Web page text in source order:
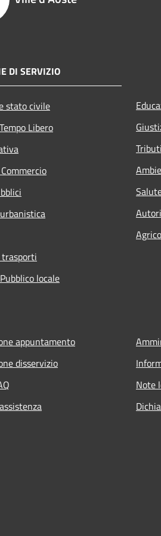
DI SERVIZIO
stato civile
Libero
locale
appuntamento
disservizio
Note